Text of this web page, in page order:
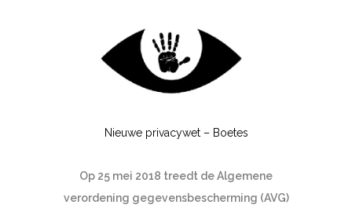
Nieuwe privacywet – Boetes
Op 25 mei 2018 treedt de Algemene
verordening gegevensbescherming (AVG)